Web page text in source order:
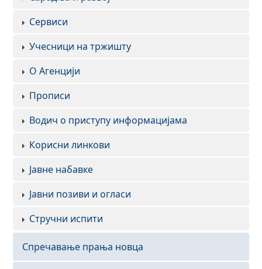
Сервиси
Учесници на тржишту
О Агенцији
Прописи
Водич о приступу информацијама
Корисни линкови
Јавне набавке
Јавни позиви и огласи
Стручни испити
Спречавање прања новца